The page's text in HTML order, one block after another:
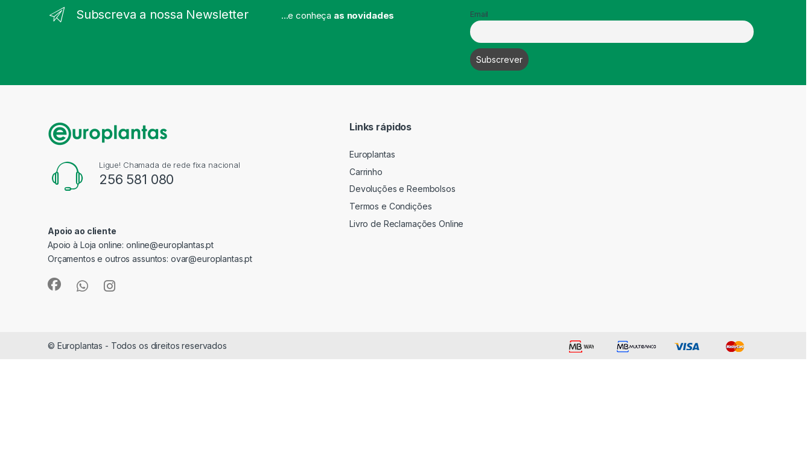
Subscreva a nossa Newsletter ...e conheça as novidades Email
Ligue! Chamada de rede fixa nacional
256 581 080
Apoio ao cliente
Apoio à Loja online:online@europlantas.pt
Orçamentos e outros assuntos: ovar@europlantas.pt
Links rápidos
Europlantas
Carrinho
Devoluções e Reembolsos
Termos e Condições
Livro de Reclamações Online
© Europlantas - Todos os direitos reservados